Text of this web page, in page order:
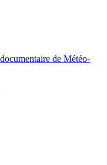
de Météo-